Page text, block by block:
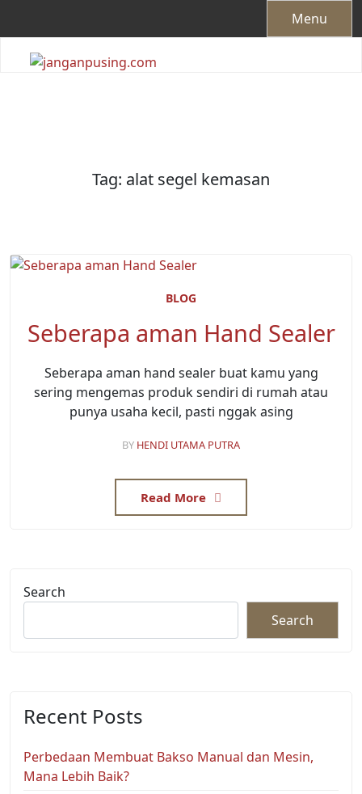
Menu
Tag: alat segel kemasan
BLOG
Seberapa aman Hand Sealer
Seberapa aman hand sealer buat kamu yang
sering mengemas produk sendiri di rumah atau
punya usaha kecil, pasti nggak asing
BY HENDI UTAMA PUTRA
Read More
Search
Search
Recent Posts
Perbedaan Membuat Bakso Manual dan Mesin,
Mana Lebih Baik?